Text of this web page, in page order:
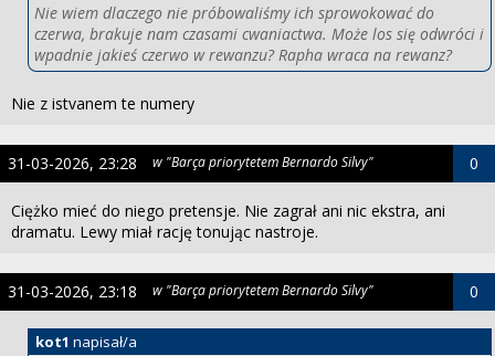
Nie wiem dlaczego nie próbowaliśmy ich sprowokować do
czerwa, brakuje nam czasami cwaniactwa. Może los się odwróci i
wpadnie jakieś czerwo w rewanzu? Rapha wraca na rewanz?
Nie z istvanem te numery
Ciężko mieć do niego pretensje. Nie zagrał ani nic ekstra, ani
dramatu. Lewy miał rację tonując nastroje.
31-03-2026, 23:28 w "Barça priorytetem Bernardo Silvy" 0
kot1 napisał/a
31-03-2026, 23:18 w "Barça priorytetem Bernardo Silvy" 0